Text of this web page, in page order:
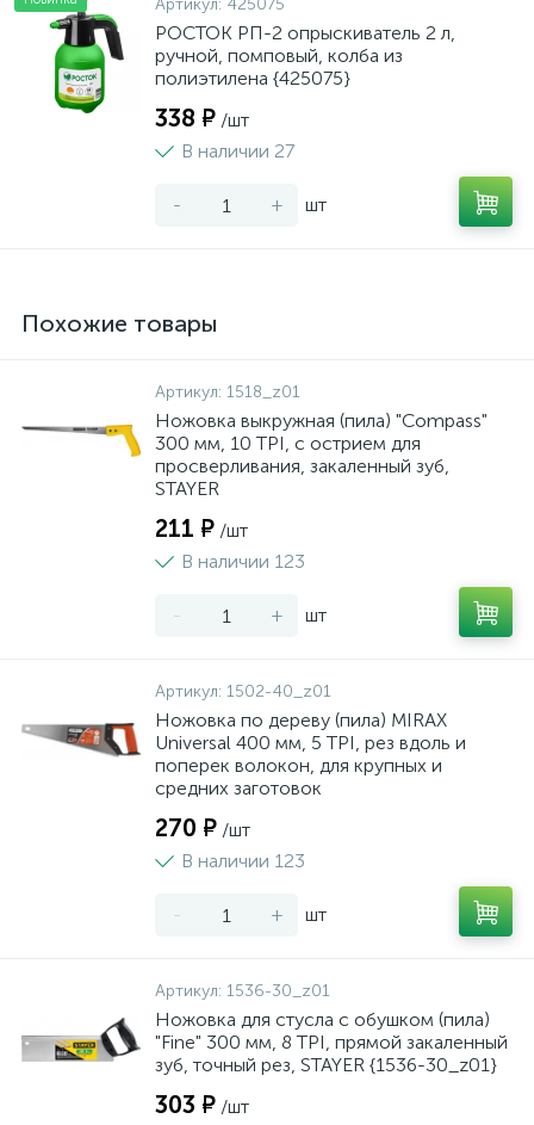
Артикул: 425075
РОСТОК РП-2 опрыскиватель 2 л,
ручной, помповый, колба из
полиэтилена {425075}
338 ₽ /шт
В наличии 27
- + шт
Похожие товары
Артикул: 1518_z01
Ножовка выкружная (пила) "Compass"
300 мм, 10 TPI, с острием для
просверливания, закаленный зуб,
STAYER
211 ₽ /шт
В наличии 123
- + шт
Артикул: 1502-40_z01
Ножовка по дереву (пила) MIRAX
Universal 400 мм, 5 TPI, рез вдоль и
поперек волокон, для крупных и
средних заготовок
270 ₽ /шт
В наличии 123
- + шт
Артикул: 1536-30_z01
Ножовка для стусла c обушком (пила)
"Fine" 300 мм, 8 TPI, прямой закаленный
зуб, точный рез, STAYER {1536-30_z01}
303 ₽ /шт